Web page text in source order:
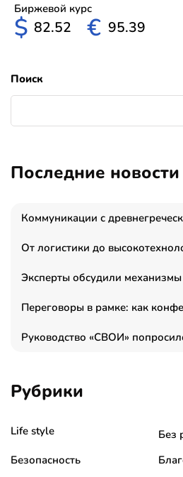
Биржевой курс
$ 82.52 € 95.39
Поиск
Последние новости
Рубрики
Life style
Без
Безопасность